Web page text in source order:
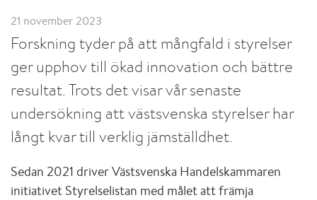
21 november 2023
Forskning tyder på att mångfald i styrelser
ger upphov till ökad innovation och bättre
resultat. Trots det visar vår senaste
undersökning att västsvenska styrelser har
långt kvar till verklig jämställdhet.
Sedan 2021 driver Västsvenska Handelskammaren
initiativet Styrelselistan med målet att främja